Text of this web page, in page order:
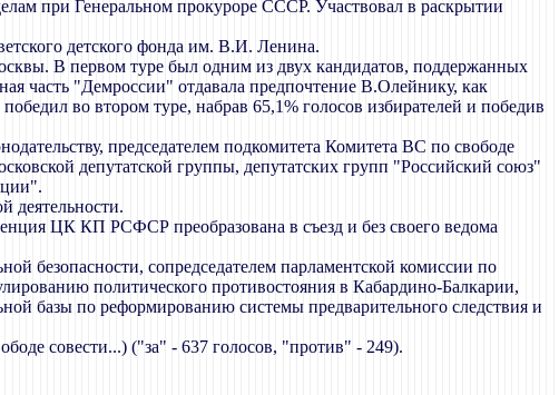
при Генеральном прокуроре СССР. Участвовал в раскрытии
детского фонда им. В.И. Ленина.
В первом туре был одним из двух кандидатов, поддержанных
часть "Демроссии" отдавала предпочтение В.Олейнику, как
во втором туре, набрав 65,1% голосов избирателей и победив
председателем подкомитета Комитета ВС по свободе
депутатской группы, депутатских групп "Российский союз"
деятельности.
ЦК КП РСФСР преобразована в съезд и без своего ведома
безопасности, сопредседателем парламентской комиссии по
политического противостояния в Кабардино-Балкарии,
базы по реформированию системы предварительного следствия и
совести...) ("за" - 637 голосов, "против" - 249).